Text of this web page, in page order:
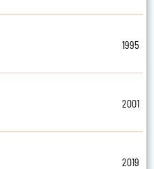
1995
2001
2019